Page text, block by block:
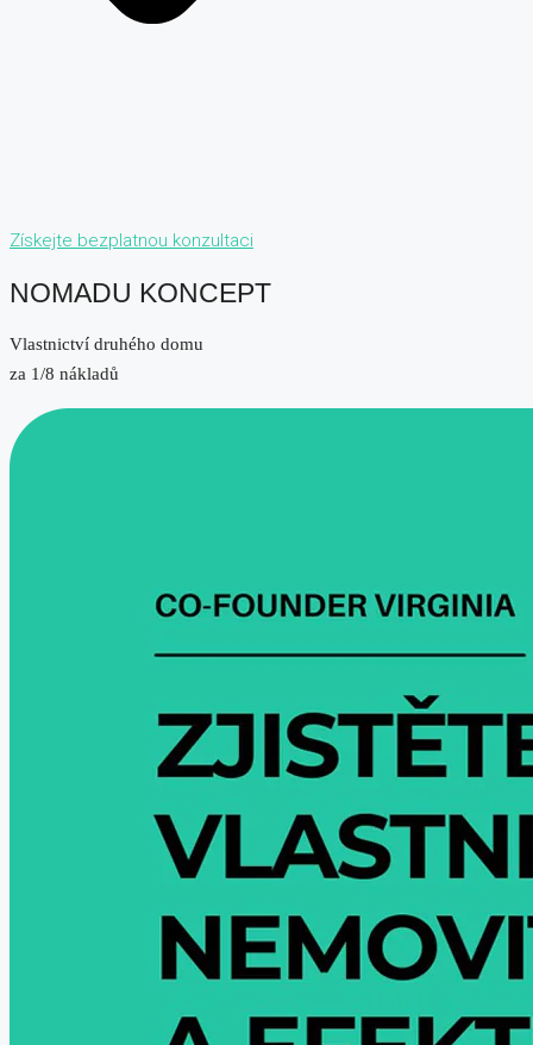
Získejte bezplatnou konzultaci
NOMADU KONCEPT
Vlastnictví druhého domu
za 1/8 nákladů